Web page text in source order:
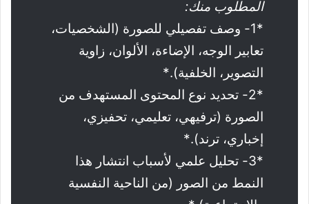
المطلوب منك:
*1- وصف تفصيلي للصورة (الشخصيات،
تعابير الوجه، الإضاءة، الألوان، زاوية
التصوير، الخلفية).*
*2- تحديد نوع المحتوى المستهدف من
الصورة (ترفيهي، تعليمي، تحفيزي،
إخباري، ترند).*
*3- تحليل علمي لأسباب انتشار هذا
النمط من الصور (من الناحية النفسية